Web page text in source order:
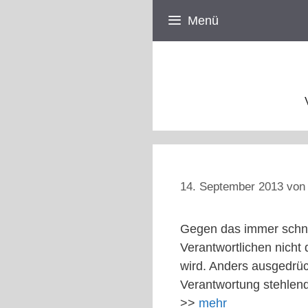
Menü
14. September 2013 von
Gegen das immer
Verantwortlichen nicht
wird. Anders
Verantwortung
>> mehr